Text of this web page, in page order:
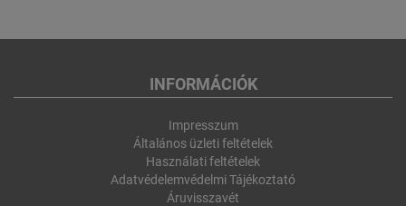
INFORMÁCIÓK
Impresszum
Általános üzleti feltételek
Használati feltételek
Adatvédelemvédelmi Tájékoztató
Áruvisszavét